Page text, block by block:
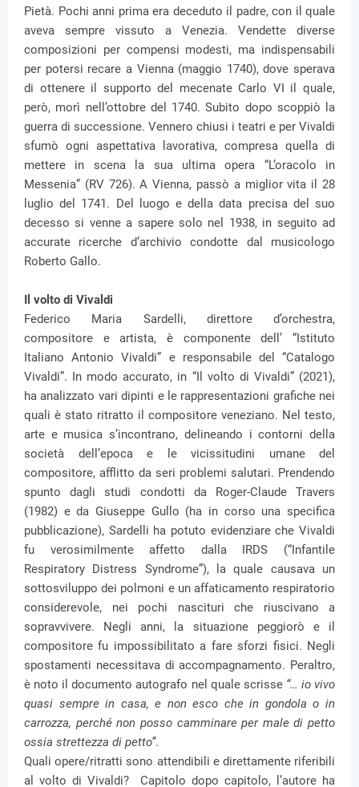
Pietà. Pochi anni prima era deceduto il padre, con il quale
aveva sempre vissuto a Venezia. Vendette diverse
composizioni per compensi modesti, ma indispensabili
per potersi recare a Vienna (maggio 1740), dove sperava
di ottenere il supporto del mecenate Carlo VI il quale,
però, morì nell’ottobre del 1740. Subito dopo scoppiò la
guerra di successione. Vennero chiusi i teatri e per Vivaldi
sfumò ogni aspettativa lavorativa, compresa quella di
mettere in scena la sua ultima opera “L’oracolo in
Messenia” (RV 726). A Vienna, passò a miglior vita il 28
luglio del 1741. Del luogo e della data precisa del suo
decesso si venne a sapere solo nel 1938, in seguito ad
accurate ricerche d’archivio condotte dal musicologo
Roberto Gallo.
Il volto di Vivaldi
Federico Maria Sardelli, direttore d’orchestra,
compositore e artista, è componente dell’ “Istituto
Italiano Antonio Vivaldi” e responsabile del “Catalogo
Vivaldi”. In modo accurato, in “Il volto di Vivaldi” (2021),
ha analizzato vari dipinti e le rappresentazioni grafiche nei
quali è stato ritratto il compositore veneziano. Nel testo,
arte e musica s’incontrano, delineando i contorni della
società dell’epoca e le vicissitudini umane del
compositore, afflitto da seri problemi salutari. Prendendo
spunto dagli studi condotti da Roger-Claude Travers
(1982) e da Giuseppe Gullo (ha in corso una specifica
pubblicazione), Sardelli ha potuto evidenziare che Vivaldi
fu verosimilmente affetto dalla IRDS (“Infantile
Respiratory Distress Syndrome”), la quale causava un
sottosviluppo dei polmoni e un affaticamento respiratorio
considerevole, nei pochi nascituri che riuscivano a
sopravvivere. Negli anni, la situazione peggiorò e il
compositore fu impossibilitato a fare sforzi fisici. Negli
spostamenti necessitava di accompagnamento. Peraltro,
è noto il documento autografo nel quale scrisse “… io vivo
quasi sempre in casa, e non esco che in gondola o in
carrozza, perché non posso camminare per male di petto
ossia strettezza di petto”.
Quali opere/ritratti sono attendibili e direttamente riferibili
al volto di Vivaldi? Capitolo dopo capitolo, l’autore ha